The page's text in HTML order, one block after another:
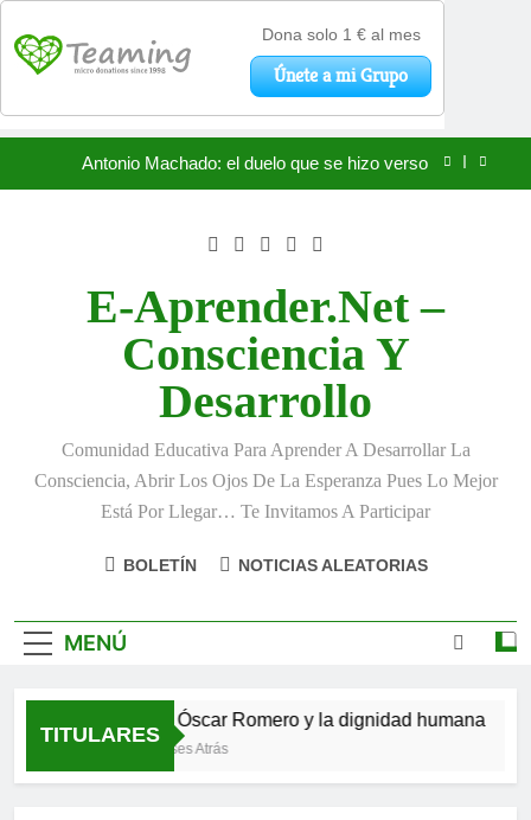
«La kinesina y la felicidad: cómo una proteína
Antonio Machado: el duelo que se hizo verso
«La kinesina y la felicidad: cómo una proteína
impulsa tu bienestar»
Antonio Machado: el duelo que se hizo verso
🌸 La fuerza olvidada de la ternura
E-Aprender.net –
Consciencia Y
Desarrollo
Comunidad Educativa Para Aprender A Desarrollar La
Consciencia, Abrir Los Ojos De La Esperanza Pues Lo Mejor
Está Por Llegar… Te Invitamos A Participar
BOLETÍN NOTICIAS ALEATORIAS
MENÚ
TITULARES
San Óscar Romero y la dignidad humana
4 Meses Atrás